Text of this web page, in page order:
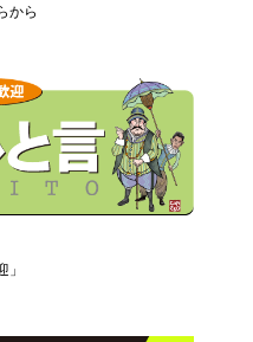
から